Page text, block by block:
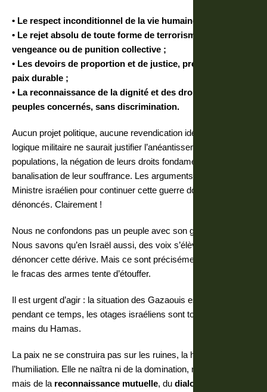
• Le respect inconditionnel de la vie humaine ;
• Le rejet absolu de toute forme de terrorisme, de
vengeance ou de punition collective ;
• Les devoirs de proportion et de justice, préalable à toute
paix durable ;
• La reconnaissance de la dignité et des droits de tous les
peuples concernés, sans discrimination.
Aucun projet politique, aucune revendication identitaire, aucune
logique militaire ne saurait justifier l’anéantissement de
populations, la négation de leurs droits fondamentaux ou la
banalisation de leur souffrance. Les arguments du Premier
Ministre israélien pour continuer cette guerre doivent être
dénoncés. Clairement !
Nous ne confondons pas un peuple avec son gouvernement.
Nous savons qu’en Israël aussi, des voix s’élèvent pour
dénoncer cette dérive. Mais ce sont précisément ces voix que
le fracas des armes tente d’étouffer.
Il est urgent d’agir : la situation des Gazaouis est intolérable et
pendant ce temps, les otages israéliens sont toujours aux
mains du Hamas.
La paix ne se construira pas sur les ruines, la haine ou
l’humiliation. Elle ne naîtra ni de la domination, ni de l’exclusion
mais de la reconnaissance mutuelle, du dialogue sincère